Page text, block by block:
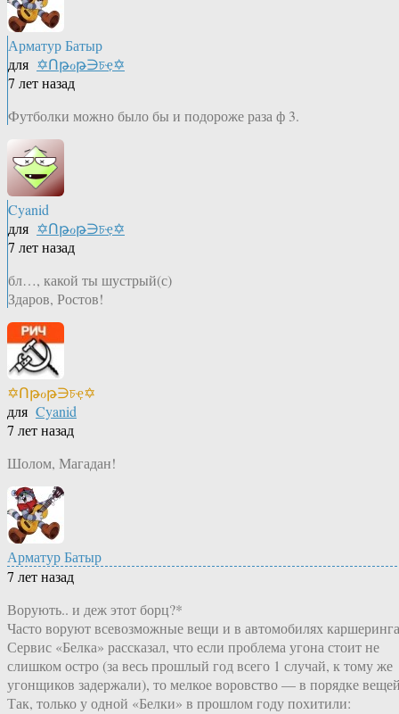
Арматур Батыр
для ✡Ոթℴթ∋চҿ✡
7 лет назад
Футболки можно было бы и подороже раза ф 3.
Cyanid
для ✡Ոթℴթ∋চҿ✡
7 лет назад
бл…, какой ты шустрый(с)
Здаров, Ростов!
✡Ոթℴթ∋চҿ✡
для Cyanid
7 лет назад
Шолом, Магадан!
Арматур Батыр
7 лет назад
Ворують.. и деж этот борц?*
Часто воруют всевозможные вещи и в автомобилях
Сервис «Белка» рассказал, что если проблема угона стоит не
слишком остро (за весь прошлый год всего 1 случай, к тому же
угонщиков задержали), то мелкое воровство — в порядке
Так, только у одной «Белки» в прошлом году похитили: